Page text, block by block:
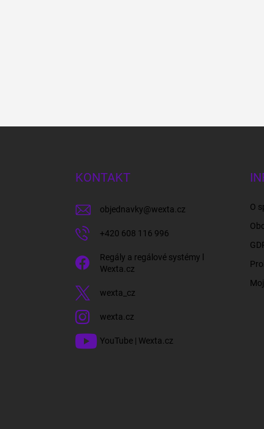
KONTAKT
objednavky@wexta.cz
+420 608 116 996
Regály a regálové systémy l
Wexta.cz
wexta_cz
wexta.cz
YouTube | Wexta.cz
O